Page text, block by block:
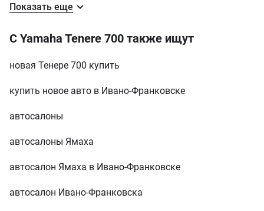
Показать еще
С Yamaha Tenere 700 также ищут
новая Тенере 700 купить
купить новое авто в Ивано-Франковске
автосалоны
автосалоны Ямаха
автосалон Ямаха в Ивано-Франковске
автосалон Ивано-Франковска